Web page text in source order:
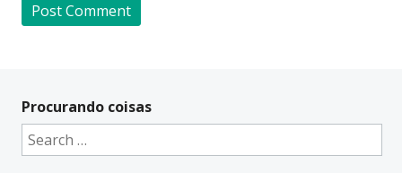
t
e
Procurando coisas
Search
for: